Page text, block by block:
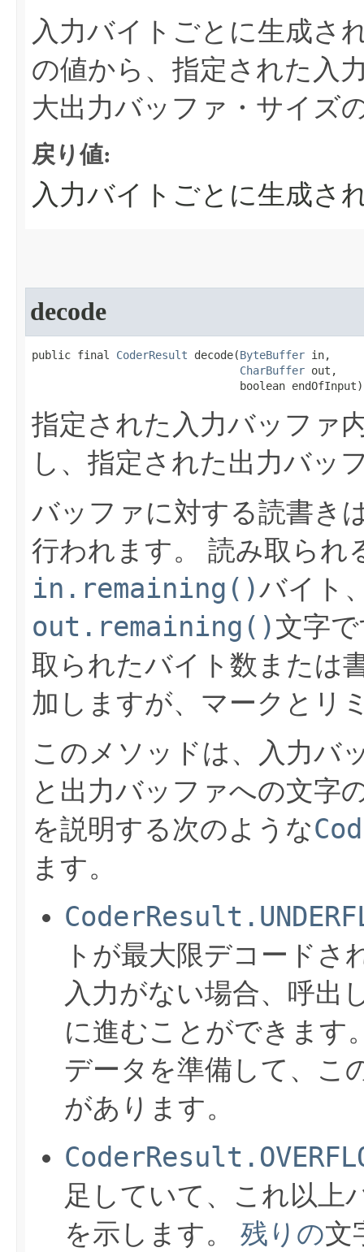
入力バイトごとに生成さ
の値から、指定された入
大出力バッファ・サイズ
戻り値:
入力バイトごとに生成さ
decode
public final CoderResult decode​(ByteBuffer in,
CharBuffer out,
                                boolean endOfInput)
指定された入力バッファ
し、指定された出力バッ
バッファに対する読書き
行われます。
読み取られ
in.remaining()バイト
out.remaining()文字
取られたバイト数または
加しますが、マークとリ
このメソッドは、入力バ
と出力バッファへの文字
を説明する次のような
ます。
トが最大限デコードさ
入力がない場合、呼出
に進むことができます
データを準備して、こ
があります。
足していて、これ以上
を示します。
残りの文